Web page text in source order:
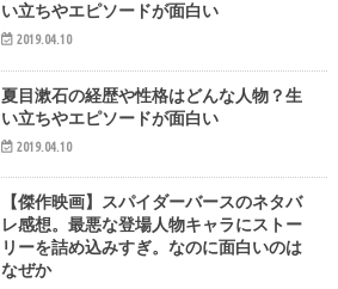
い立ちやエピソードが面白い
2019.04.10
夏目漱石の経歴や性格はどんな人物？生
い立ちやエピソードが面白い
2019.04.10
【傑作映画】スパイダーバースのネタバ
レ感想。最悪な登場人物キャラにストー
リーを詰め込みすぎ。なのに面白いのは
なぜか